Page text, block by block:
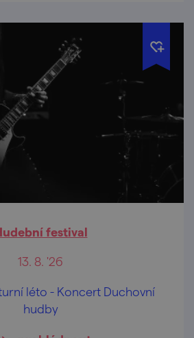
festival
13. 8. '26
léto - Koncert Duchovní
hudby